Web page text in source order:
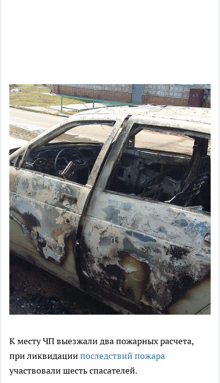
К месту ЧП выезжали два пожарных расчета,
при ликвидациипоследствий пожара
участвовали шесть спасателей.